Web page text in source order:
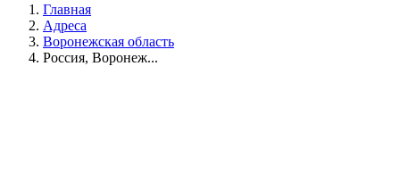
Главная
Адреса
Воронежская область
Россия, Воронеж...